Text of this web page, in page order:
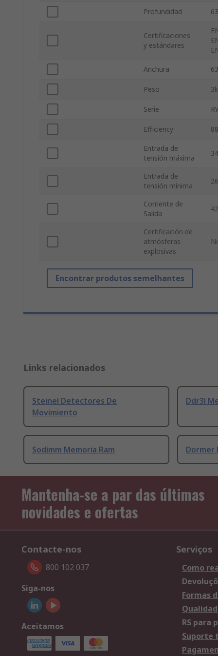
Profundidad
Certificaciones
y estándares
Anchura
Peso
Serie
Efficiency
Entrada de
tensión máxima
Entrada de
tensión mínima
Corriente de
Salida
Certificación de
atmósferas
explosivas
Encontrar produtos semelhantes
Links relacionados
Steinel Detectores De
Movimiento
Ddr3l
Sodimm Memoria Ram Dormer
Mantenha-se a par das últimas
novidades e ofertas
Contacte-nos
800 102 037
Siga-nos
Aceitamos
Serviços
Como
Formas
RS para
Suporte